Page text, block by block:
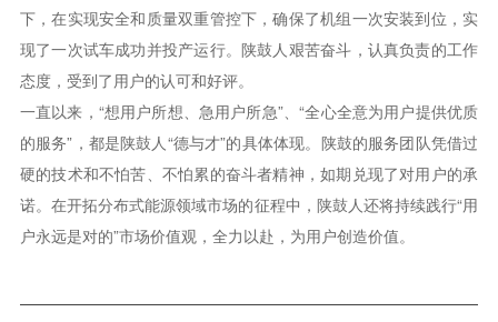
下，在实现安全和质量双重管控下，确保了机组一次安装到位，实
现了一次试车成功并投产运行。陕鼓人艰苦奋斗，认真负责的工作
态度，受到了用户的认可和好评。
一直以来，“想用户所想、急用户所急”、“全心全意为用户提供优质
的服务”，都是陕鼓人“德与才”的具体体现。陕鼓的服务团队凭借过
硬的技术和不怕苦、不怕累的奋斗者精神，如期兑现了对用户的承
诺。在开拓分布式能源领域市场的征程中，陕鼓人还将持续践行“用
户永远是对的”市场价值观，全力以赴，为用户创造价值。